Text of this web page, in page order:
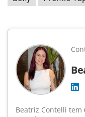
Beatriz Contelli tem